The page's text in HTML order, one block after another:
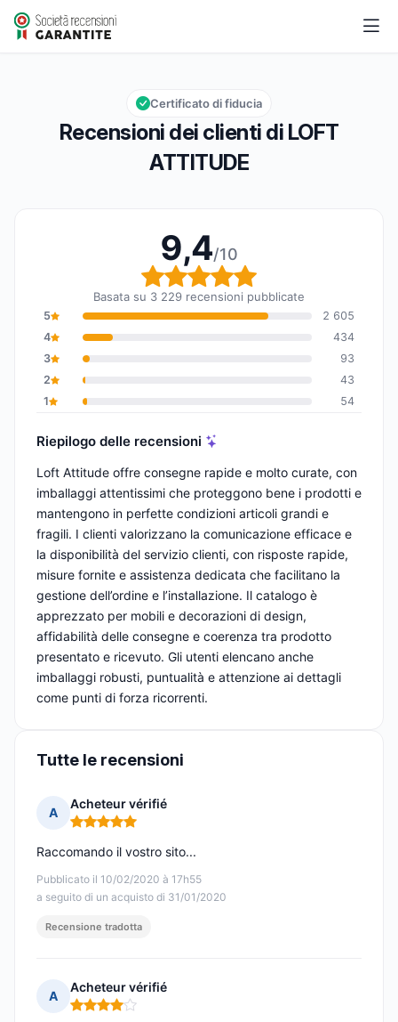
LOFT ATTITUDE
Valutazione globale: 9,4 su 10
9,4/10
Recensioni dei clienti di LOFT
ATTITUDE
Certificato di fiducia
9,4/10
Valutazione globale:
Basata su 3 229 recensioni pubblicate
5
2 605
4
434
3
93
2
43
1
54
Riepilogo delle recensioni
Loft Attitude offre consegne rapide e molto curate, con
imballaggi attentissimi che proteggono bene i prodotti e
mantengono in perfette condizioni articoli grandi e
fragili. I clienti valorizzano la comunicazione efficace e
la disponibilità del servizio clienti, con risposte rapide,
misure fornite e assistenza dedicata che facilitano la
gestione dell’ordine e l’installazione. Il catalogo è
apprezzato per mobili e decorazioni di design,
affidabilità delle consegne e coerenza tra prodotto
presentato e ricevuto. Gli utenti elencano anche
imballaggi robusti, puntualità e attenzione ai dettagli
come punti di forza ricorrenti.
Tutte le recensioni
A
Acheteur vérifié
Nota: 5 su 5
Pubblicato il 10/02/2020 à 17h55
a seguito di un acquisto di 31/01/2020
Raccomando il vostro sito...
Recensione tradotta
A
Acheteur vérifié
Nota: 4 su 5